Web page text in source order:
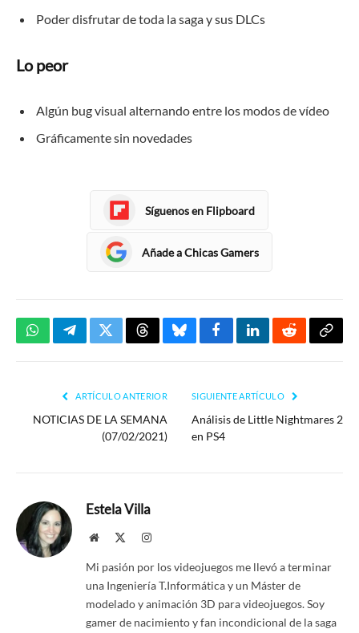
Poder disfrutar de toda la saga y sus DLCs
Lo peor
Algún bug visual alternando entre los modos de vídeo
Gráficamente sin novedades
Síguenos en Flipboard
Añade a Chicas Gamers
WhatsAppTelegramTwitterThreadsBlueskyFacebookLinkedInReddit
ARTÍCULO ANTERIOR
NOTICIAS DE LA SEMANA
(07/02/2021)
SIGUIENTE ARTÍCULO
Análisis de Little Nightmares 2
en PS4
Estela Villa
Website Instagram
Mi pasión por los videojuegos me llevó a terminar
una Ingeniería T.Informática y un Máster de
modelado y animación 3D para videojuegos. Soy
gamer de nacimiento y fan incondicional de la saga